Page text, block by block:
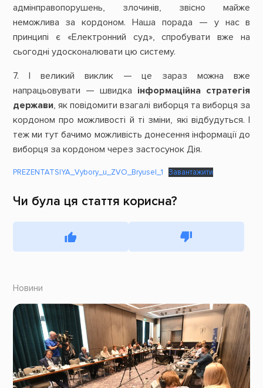
адмінправопорушень, злочинів, звісно майже
неможлива за кордоном. Наша порада — у нас в
принципі є «Електронний суд», спробувати вже на
сьогодні удосконалювати цю систему.
7. І великий виклик — це зараз можна вже
напрацьовувати — швидка інформаційна стратегія
держави, як повідомити взагалі виборця та виборця за
кордоном про можливості й ті зміни, які відбудуться. І
теж ми тут бачимо можливість донесення інформації до
виборця за кордоном через застосунок Дія.
PREZENTATSIYA_Vybory_u_ZVO_Bryusel_1 Завантажити
Чи була ця стаття корисна?
Новини